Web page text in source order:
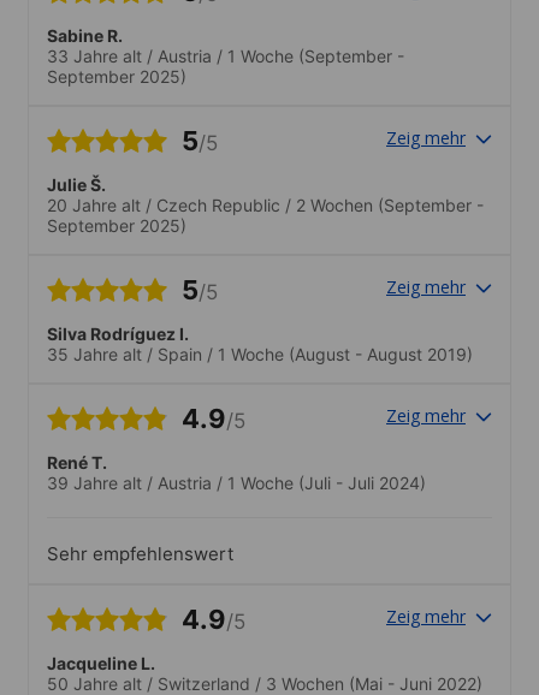
Sabine R.
33 Jahre alt / Austria / 1 Woche (September -
September 2025)
5/5 Zeig mehr
Julie Š.
20 Jahre alt / Czech Republic / 2 Wochen (September -
September 2025)
5/5 Zeig mehr
Silva Rodríguez I.
35 Jahre alt / Spain / 1 Woche (August - August 2019)
4.9/5 Zeig mehr
René T.
39 Jahre alt / Austria / 1 Woche (Juli - Juli 2024)
Sehr empfehlenswert
4.9/5 Zeig mehr
Jacqueline L.
50 Jahre alt / Switzerland / 3 Wochen (Mai - Juni 2022)